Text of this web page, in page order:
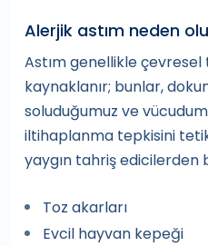
Alerjik astım neden
Astım genellikle
kaynaklanır; bunlar,
soluduğumuz ve
iltihaplanma tepkisini
yaygın tahriş edicilerden
Toz akarları
Evcil hayvan kepeği